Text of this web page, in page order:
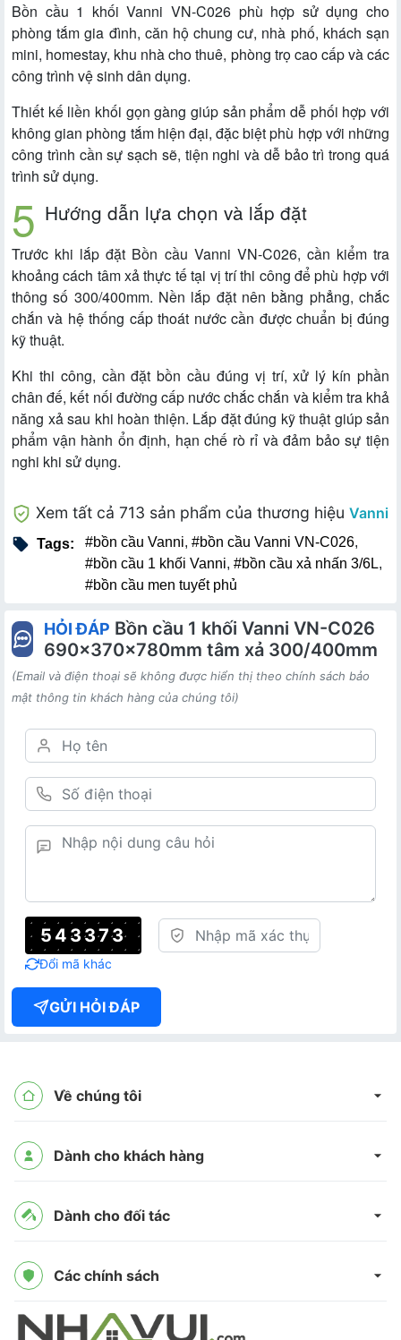
Bồn cầu 1 khối Vanni VN-C026 phù hợp sử dụng cho
phòng tắm gia đình, căn hộ chung cư, nhà phố, khách sạn
mini, homestay, khu nhà cho thuê, phòng trọ cao cấp và các
công trình vệ sinh dân dụng.
Thiết kế liền khối gọn gàng giúp sản phẩm dễ phối hợp với
không gian phòng tắm hiện đại, đặc biệt phù hợp với những
công trình cần sự sạch sẽ, tiện nghi và dễ bảo trì trong quá
trình sử dụng.
Hướng dẫn lựa chọn và lắp đặt
Trước khi lắp đặt Bồn cầu Vanni VN-C026, cần kiểm tra
khoảng cách tâm xả thực tế tại vị trí thi công để phù hợp với
thông số 300/400mm. Nền lắp đặt nên bằng phẳng, chắc
chắn và hệ thống cấp thoát nước cần được chuẩn bị đúng
kỹ thuật.
Khi thi công, cần đặt bồn cầu đúng vị trí, xử lý kín phần
chân đế, kết nối đường cấp nước chắc chắn và kiểm tra khả
năng xả sau khi hoàn thiện. Lắp đặt đúng kỹ thuật giúp sản
phẩm vận hành ổn định, hạn chế rò rỉ và đảm bảo sự tiện
nghi khi sử dụng.
Xem tất cả 713 sản phẩm của thương hiệu Vanni
Tags: #bồn cầu Vanni, #bồn cầu Vanni VN-C026,
#bồn cầu 1 khối Vanni, #bồn cầu xả nhấn 3/6L,
#bồn cầu men tuyết phủ
HỎI ĐÁP Bồn cầu 1 khối Vanni VN-C026
690x370x780mm tâm xả 300/400mm
(Email và điện thoại sẽ không được hiển thị theo chính sách bảo
mật thông tin khách hàng của chúng tôi)
543373
Đổi mã khác
GỬI HỎI ĐÁP
Về chúng tôi
Dành cho khách hàng
Dành cho đối tác
Các chính sách